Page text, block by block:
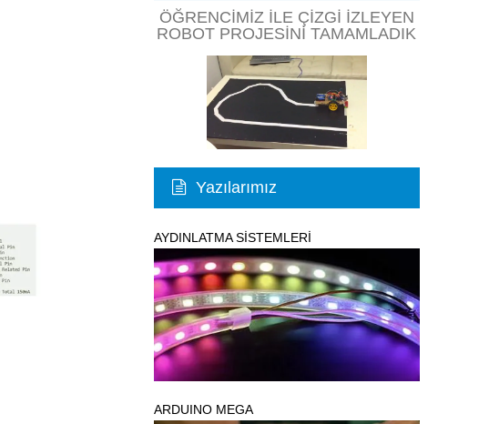
ÖĞRENCIMIZ ILE ÇIZGI İZLEYEN
ROBOT PROJESINI TAMAMLADIK
Yazılarımız
AYDINLATMA SİSTEMLERİ
ARDUINO MEGA